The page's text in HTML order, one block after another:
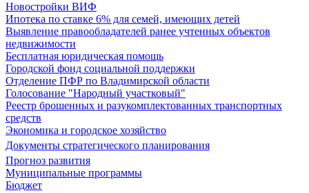
Новостройки ВИФ
Ипотека по ставке 6% для семей, имеющих детей
Выявление правообладателей ранее учтенных объектов
недвижимости
Бесплатная юридическая помощь
Городской фонд социальной поддержки
Отделение ПФР по Владимирской области
Голосование "Народный участковый"
Реестр брошенных и разукомплектованных транспортных
средств
Экономика и городское хозяйство
Документы стратегического планирования
Прогноз развития
Муниципальные программы
Бюджет